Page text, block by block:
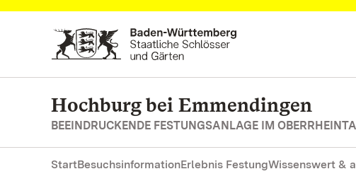
Zum Hauptinhalt springen
Hochburg bei Emmendingen
BEEINDRUCKENDE FESTUNGSANLAGE IM
StartBesuchsinformationErlebnis FestungWissenswert &